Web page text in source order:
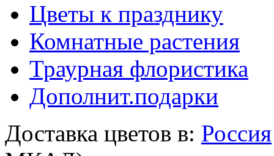
Цветы к празднику
Комнатные растения
Траурная флористика
Дополнит.подарки
Доставка цветов в: Россия